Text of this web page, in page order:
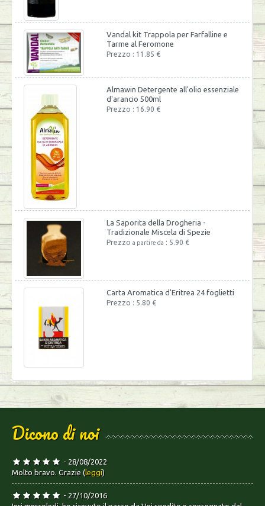
Vandal kit Trappola per Farfalline e
Tarme al Feromone
Prezzo : 11.85 €
Almawin Detergente all'olio essenziale
d'arancio 500ml
Prezzo : 16.90 €
La Saporita della Drogheria -
Tradizionale Miscela di Spezie
Prezzoa partire da : 5.90 €
Carta Aromatica d'Eritrea 24 foglietti
Prezzo : 5.80 €
Dicono di noi
- 28/08/2022
Molto bravo. Grazie (leggi)
- 27/10/2016